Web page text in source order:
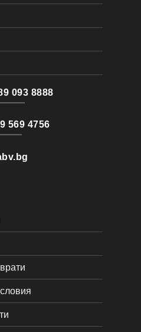
093 8888
569 4756